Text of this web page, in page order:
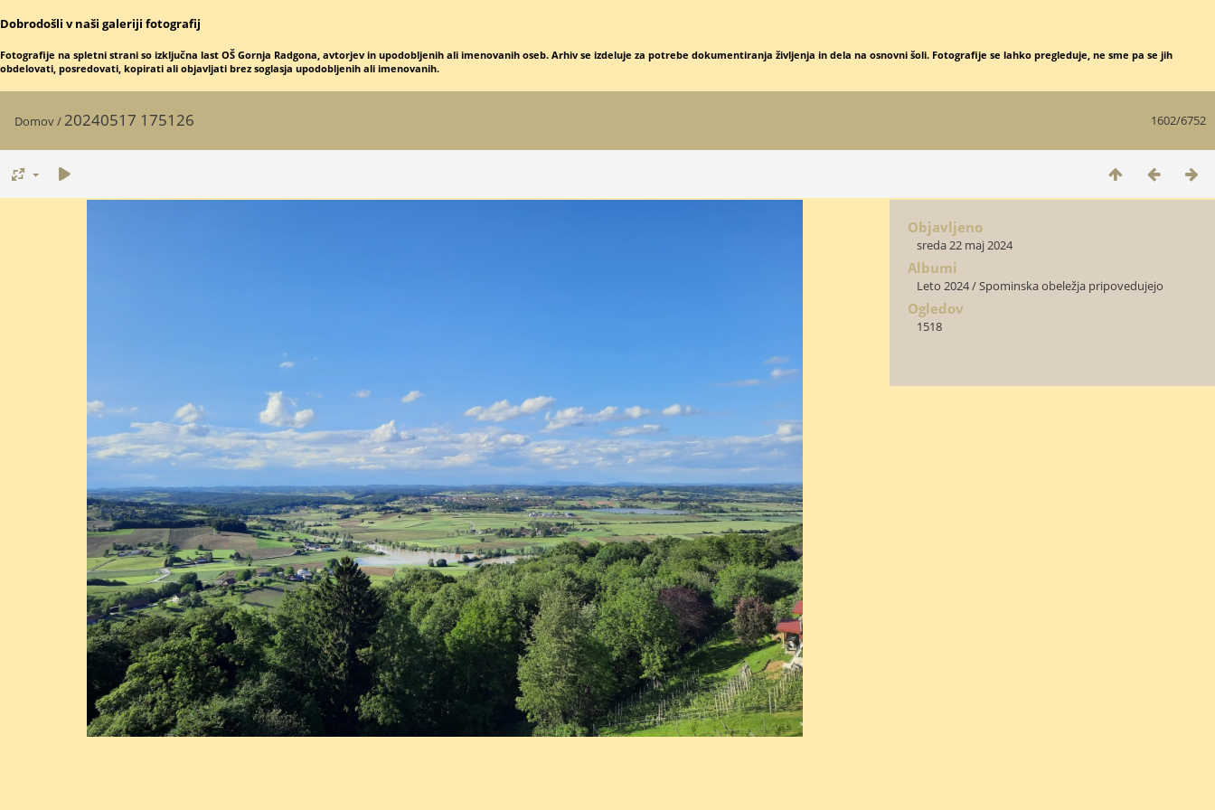
Dobrodošli v naši galeriji fotografij
Fotografije na spletni strani so izključna last OŠ Gornja Radgona, avtorjev in upodobljenih ali imenovanih oseb. Arhiv se izdeluje za potrebe dokumentiranja življenja in dela na osnovni šoli. Fotografije se lahko pregleduje, ne sme pa se jih
obdelovati, posredovati, kopirati ali objavljati brez soglasja upodobljenih ali imenovanih.
1602/6752
Domov/20240517 175126
Objavljeno
sreda 22 maj 2024
Albumi
Leto 2024/Spominska obeležja pripovedujejo
Ogledov
1518